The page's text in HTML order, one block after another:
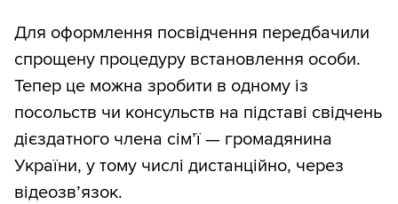
Для оформлення посвідчення передбачили
спрощену процедуру встановлення особи.
Тепер це можна зробити в одному із
посольств чи консульств на підставі свідчень
дієздатного члена сім’ї — громадянина
України, у тому числі дистанційно, через
відеозв’язок.